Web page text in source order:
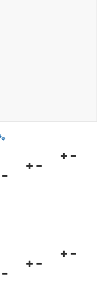
Navigationsmenü
Navigationsmenü